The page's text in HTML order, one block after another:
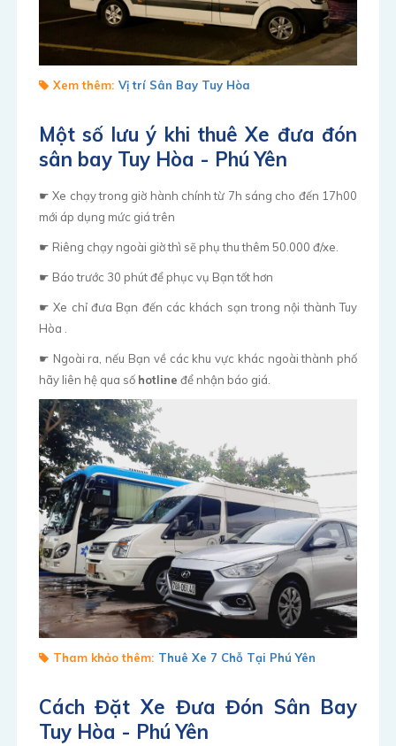
Xem thêm: Vị trí Sân Bay Tuy Hòa
Một số lưu ý khi thuê Xe đưa đón
sân bay Tuy Hòa - Phú Yên
☛ Xe chạy trong giờ hành chính từ 7h sáng cho đến 17h00
mới áp dụng mức giá trên
☛ Riêng chạy ngoài giờ thì sẽ phụ thu thêm 50.000 đ/xe.
☛ Báo trước 30 phút để phục vụ Bạn tốt hơn
☛ Xe chỉ đưa Bạn đến các khách sạn trong nội thành Tuy
Hòa .
☛ Ngoài ra, nếu Bạn về các khu vực khác ngoài thành phố
hãy liên hệ qua số hotline để nhận báo giá.
Tham khảo thêm: Thuê Xe 7 Chỗ Tại Phú Yên
Cách Đặt Xe Đưa Đón Sân Bay
Tuy Hòa - Phú Yên